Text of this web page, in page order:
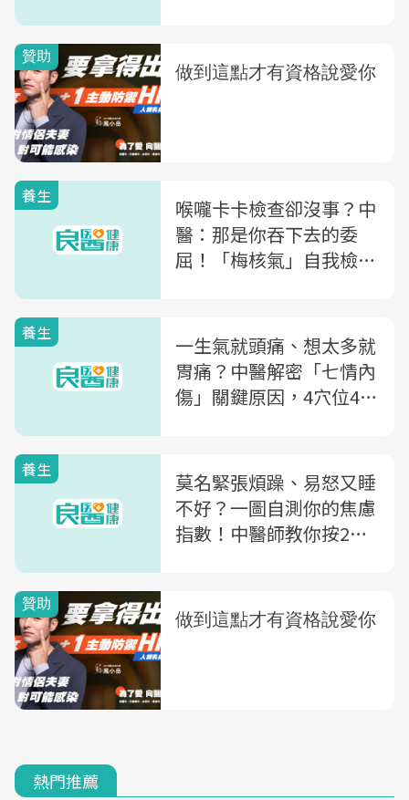
養生
喉嚨卡卡檢查卻沒事？中
醫：那是你吞下去的委
屈！「梅核氣」自我檢測
養生
一生氣就頭痛、想太多就
胃痛？中醫解密「七情內
傷」關鍵原因，4穴位4茶
養生
莫名緊張煩躁、易怒又睡
不好？一圖自測你的焦慮
指數！中醫師教你按2穴
熱門推薦